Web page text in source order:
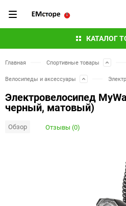
КАТАЛОГ
Главная Спортивные товары
Велосипеды и аксессуары
Электровелосипед
черный, матовый)
Обзор Отзывы (0)